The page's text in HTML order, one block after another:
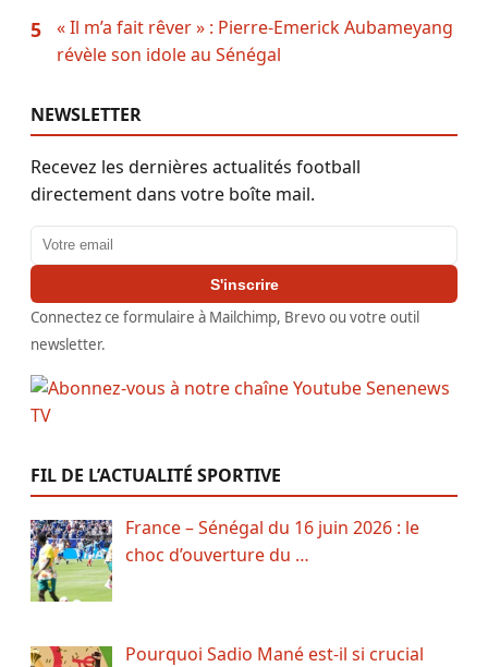
5
« Il m’a fait rêver » : Pierre-Emerick Aubameyang
révèle son idole au Sénégal
NEWSLETTER
Recevez les dernières actualités football
directement dans votre boîte mail.
Adresse email
S'inscrire
Connectez ce formulaire à Mailchimp, Brevo ou votre outil
newsletter.
FIL DE L’ACTUALITÉ SPORTIVE
France – Sénégal du 16 juin 2026 : le
choc d’ouverture du …
Pourquoi Sadio Mané est-il si crucial